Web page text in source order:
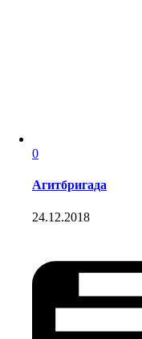
0
Агитбригада
24.12.2018